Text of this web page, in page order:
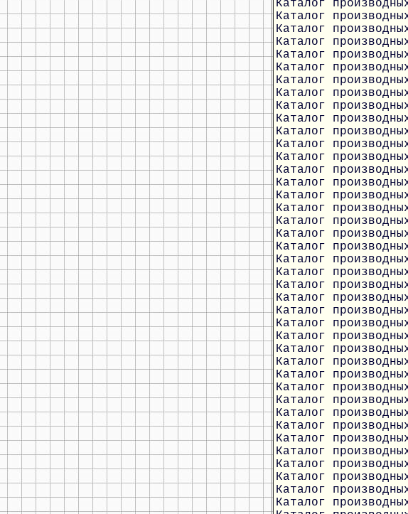
Каталог
Каталог
Каталог
Каталог
Каталог
Каталог
Каталог
Каталог
Каталог
Каталог
Каталог
Каталог
Каталог
Каталог
Каталог
Каталог
Каталог
Каталог
Каталог
Каталог
Каталог
Каталог
Каталог
Каталог
Каталог
Каталог
Каталог
Каталог
Каталог
Каталог
Каталог
Каталог
Каталог
Каталог
Каталог
Каталог
Каталог
Каталог
Каталог
Каталог